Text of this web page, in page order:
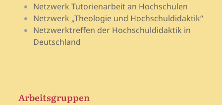
Netzwerk Tutorienarbeit an Hochschulen
Netzwerk „Theologie und Hochschuldidaktik“
Netzwerktreffen der Hochschuldidaktik in
Deutschland
Arbeitsgruppen